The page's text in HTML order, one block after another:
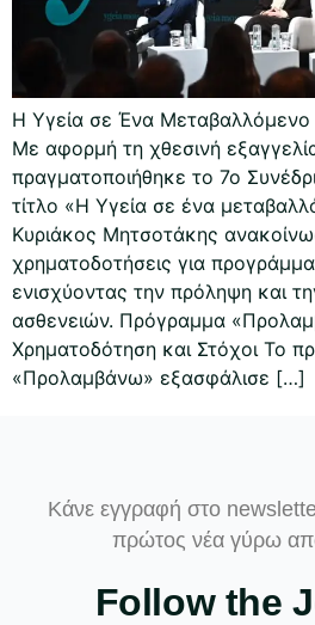
Η Υγεία σε Ένα Μεταβαλλόμενο
Με αφορμή τη χθεσινή
πραγματοποιήθηκε το 7ο
τίτλο «Η Υγεία σε ένα
Κυριάκος Μητσοτάκης
χρηματοδοτήσεις για
ενισχύοντας την πρόληψη και
ασθενειών. Πρόγραμμα
Χρηματοδότηση και Στόχοι Το
«Προλαμβάνω» εξασφάλισε […]
Κάνε εγγραφή στο
πρώτος νέα γύρω
Follow the